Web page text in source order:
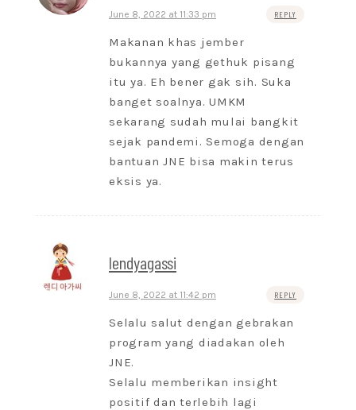
June 8, 2022 at 11:33 pm REPLY
Makanan khas jember
bukannya yang gethuk pisang
itu ya. Eh bener gak sih. Suka
banget soalnya. UMKM
sekarang sudah mulai bangkit
sejak pandemi. Semoga dengan
bantuan JNE bisa makin terus
eksis ya.
lendyagassi
June 8, 2022 at 11:42 pm REPLY
Selalu salut dengan gebrakan
program yang diadakan oleh
JNE.
Selalu memberikan insight
positif dan terlebih lagi